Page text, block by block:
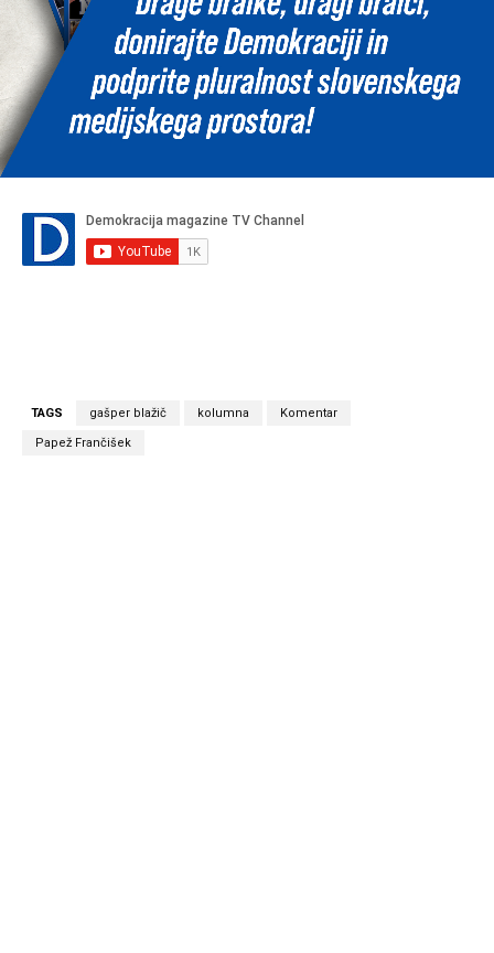
TAGS gašper blažič kolumna Komentar
Papež Frančišek